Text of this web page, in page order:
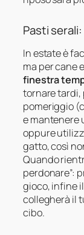
Pasti
In estate è
ma per cane
finestra
tornare tardi,
pomeriggio
e mantenere
oppure
gatto, così
Quando
perdonare”:
gioco, infine
collegherà il
cibo.